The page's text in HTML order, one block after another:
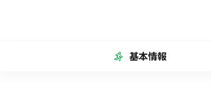
基本情報